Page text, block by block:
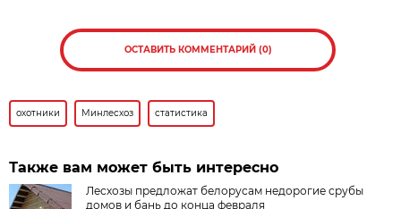
ОСТАВИТЬ КОММЕНТАРИЙ (0)
охотники Минлесхоз статистика
Также вам может быть интересно
Лесхозы предложат белорусам недорогие срубы
домов и бань до конца февраля